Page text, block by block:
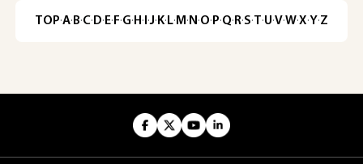
TOP·A·B·C· D· E· F·G· H · ·J· K· L· M · N ·O· P·Q· R·S·T·U·V·W·X·Y·Z